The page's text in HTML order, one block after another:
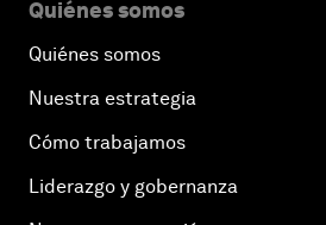
Quiénes somos
Quiénes somos
Nuestra estrategia
Cómo trabajamos
Liderazgo y gobernanza